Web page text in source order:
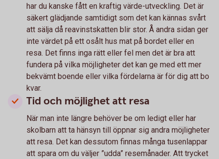
har du kanske fått en kraftig värde-utveckling. Det är
säkert glädjande samtidigt som det kan kännas svårt
att sälja då reavinstskatten blir stor. Å andra sidan ger
inte värdet på ett osålt hus mat på bordet eller en
resa. Det finns inga rätt eller fel men det är bra att
fundera på vilka möjligheter det kan ge med ett mer
bekvämt boende eller vilka fördelarna är för dig att bo
kvar.
Tid och möjlighet att resa
När man inte längre behöver be om ledigt eller har
skolbarn att ta hänsyn till öppnar sig andra möjligheter
att resa. Det kan dessutom finnas många tusenlappar
att spara om du väljer ”udda” resemånader. Att trycket